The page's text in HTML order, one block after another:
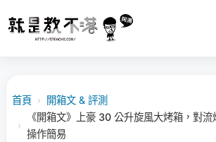
首頁 › 開箱文 & 評測
›
《開箱文》上豪 30 公升旋風大烤箱，對流
操作簡易